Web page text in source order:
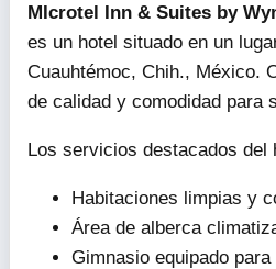
MIcrotel Inn & Suites by
es un hotel situado en un
Cuauhtémoc, Chih., México.
de calidad y comodidad para
Los servicios destacados del
Habitaciones limpias y
Área de alberca
Gimnasio equipado